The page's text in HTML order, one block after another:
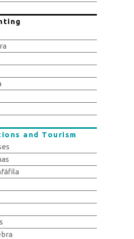
and Tourism